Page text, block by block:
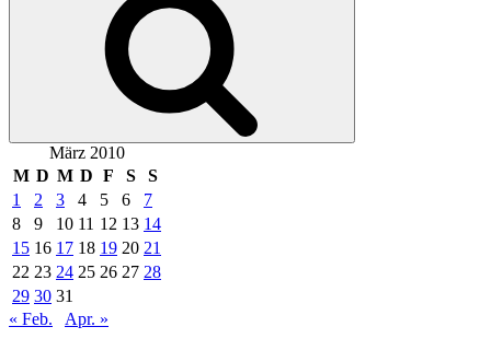
März 2010
M D M D F S
S
1
2 3 4 5 6
7
8
9 10 11 12 13 14
15 16 17 18 19 20 21
22 23 24 25 26 27 28
29 30 31
« Feb.
Apr. »